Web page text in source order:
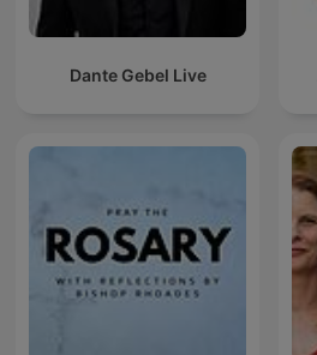
Dante Gebel Live